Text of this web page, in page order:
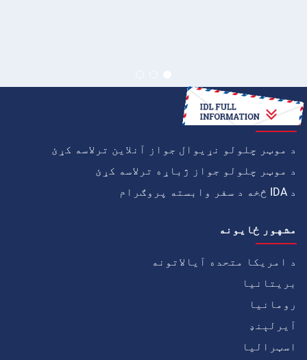
څنګه
د موټر چلولو نړیوال جواز آنلاین ترلاسه کړئ
د موټر چلولو جواز ژباړه ترلاسه کړئ
د IDA څخه د سفر وابسته پروګرام
مشهور ځايونه
د امریکا متحده آیالاتونه
بریتانیا
رومانیا
آيرلېنډ
اسټرالیا